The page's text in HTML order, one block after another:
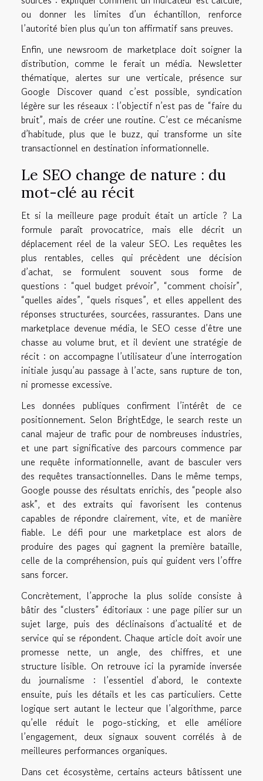
ou donner les limites d’un échantillon, renforce
l’autorité bien plus qu’un ton affirmatif sans preuves.
Enfin, une newsroom de marketplace doit soigner la
distribution, comme le ferait un média. Newsletter
thématique, alertes sur une verticale, présence sur
Google Discover quand c’est possible, syndication
légère sur les réseaux : l’objectif n’est pas de “faire du
bruit”, mais de créer une routine. C’est ce mécanisme
d’habitude, plus que le buzz, qui transforme un site
transactionnel en destination informationnelle.
Le SEO change de nature : du
mot-clé au récit
Et si la meilleure page produit était un article ? La
formule paraît provocatrice, mais elle décrit un
déplacement réel de la valeur SEO. Les requêtes les
plus rentables, celles qui précèdent une décision
d’achat, se formulent souvent sous forme de
questions : “quel budget prévoir”, “comment choisir”,
“quelles aides”, “quels risques”, et elles appellent des
réponses structurées, sourcées, rassurantes. Dans une
marketplace devenue média, le SEO cesse d’être une
chasse au volume brut, et il devient une stratégie de
récit : on accompagne l’utilisateur d’une interrogation
initiale jusqu’au passage à l’acte, sans rupture de ton,
ni promesse excessive.
Les données publiques confirment l’intérêt de ce
positionnement. Selon BrightEdge, le search reste un
canal majeur de trafic pour de nombreuses industries,
et une part significative des parcours commence par
une requête informationnelle, avant de basculer vers
des requêtes transactionnelles. Dans le même temps,
Google pousse des résultats enrichis, des “people also
ask”, et des extraits qui favorisent les contenus
capables de répondre clairement, vite, et de manière
fiable. Le défi pour une marketplace est alors de
produire des pages qui gagnent la première bataille,
celle de la compréhension, puis qui guident vers l’offre
sans forcer.
Concrètement, l’approche la plus solide consiste à
bâtir des “clusters” éditoriaux : une page pilier sur un
sujet large, puis des déclinaisons d’actualité et de
service qui se répondent. Chaque article doit avoir une
promesse nette, un angle, des chiffres, et une
structure lisible. On retrouve ici la pyramide inversée
du journalisme : l’essentiel d’abord, le contexte
ensuite, puis les détails et les cas particuliers. Cette
logique sert autant le lecteur que l’algorithme, parce
qu’elle réduit le pogo-sticking, et elle améliore
l’engagement, deux signaux souvent corrélés à de
meilleures performances organiques.
Dans cet écosystème, certains acteurs bâtissent une